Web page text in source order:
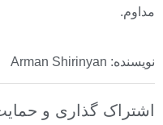
مداوم.
نویسنده: Arman Shirinyan
اشتراک گذاری و